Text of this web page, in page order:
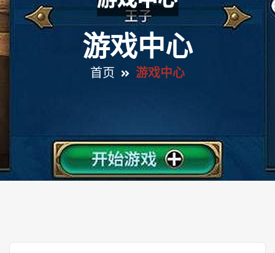
游戏中心
首页 游戏中心